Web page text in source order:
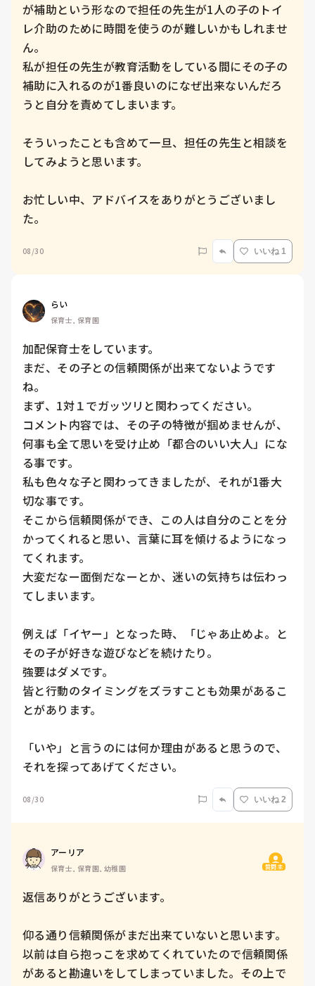
が補助という形なので担任の先生が1人の子のトイ
レ介助のために時間を使うのが難しいかもしれませ
ん。
私が担任の先生が教育活動をしている間にその子の
補助に入れるのが1番良いのになぜ出来ないんだろ
うと自分を責めてしまいます。
そういったことも含めて一旦、担任の先生と相談を
してみようと思います。
お忙しい中、アドバイスをありがとうございまし
た。
08/30 いいね 1
らい
保育士, 保育園
加配保育士をしています。
まだ、その子との信頼関係が出来てないようです
ね。
まず、1対１でガッツリと関わってください。
コメント内容では、その子の特徴が掴めませんが、
何事も全て思いを受け止め「都合のいい大人」にな
る事です。
私も色々な子と関わってきましたが、それが1番大
切な事です。
そこから信頼関係ができ、この人は自分のことを分
かってくれると思い、言葉に耳を傾けるようになっ
てくれます。
大変だなー面倒だなーとか、迷いの気持ちは伝わっ
てしまいます。
例えば「イヤー」となった時、「じゃあ止めよ。と
その子が好きな遊びなどを続けたり。
強要はダメです。
皆と行動のタイミングをズラすことも効果があるこ
とがあります。
「いや」と言うのには何か理由があると思うので、
それを探ってあげてください。
08/30 いいね 2
アーリア
保育士, 保育園, 幼稚園 質問主
返信ありがとうございます。
仰る通り信頼関係がまだ出来ていないと思います。
以前は自ら抱っこを求めてくれていたので信頼関係
があると勘違いをしてしまっていました。その上で